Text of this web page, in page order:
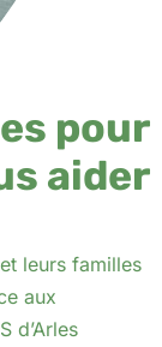
pour
aider
leurs familles
aux
d’Arles